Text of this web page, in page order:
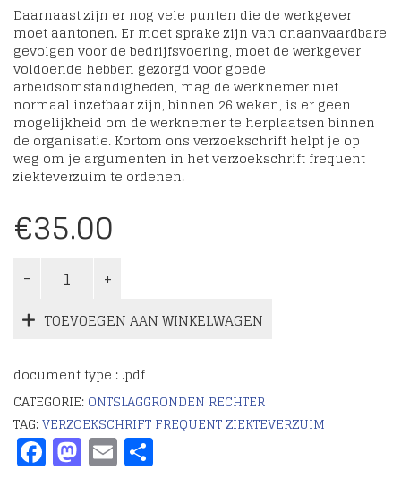
Daarnaast zijn er nog vele punten die de werkgever
moet aantonen. Er moet sprake zijn van onaanvaardbare
gevolgen voor de bedrijfsvoering, moet de werkgever
voldoende hebben gezorgd voor goede
arbeidsomstandigheden, mag de werknemer niet
normaal inzetbaar zijn, binnen 26 weken, is er geen
mogelijkheid om de werknemer te herplaatsen binnen
de organisatie. Kortom ons verzoekschrift helpt je op
weg om je argumenten in het verzoekschrift frequent
ziekteverzuim te ordenen.
€35.00
TOEVOEGEN AAN WINKELWAGEN
document type : .pdf
CATEGORIE: ONTSLAGGRONDEN RECHTER
TAG:VERZOEKSCHRIFT FREQUENT ZIEKTEVERZUIM
Facebook
Mastodon
Email